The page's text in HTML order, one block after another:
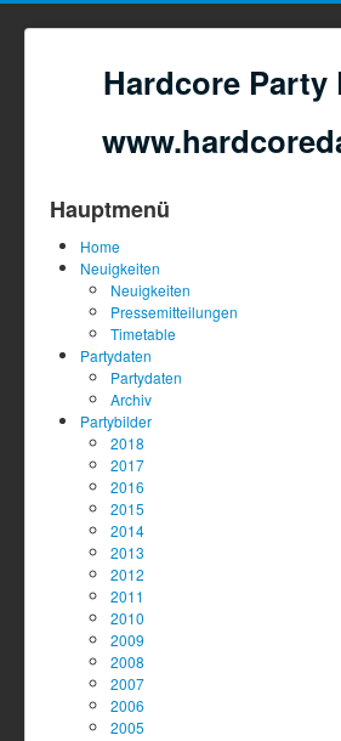
Hardcore Party
Hauptmenü
Home
Neuigkeiten
Neuigkeiten
Pressemitteilungen
Timetable
Partydaten
Partydaten
Archiv
Partybilder
2018
2017
2016
2015
2014
2013
2012
2011
2010
2009
2008
2007
2006
2005